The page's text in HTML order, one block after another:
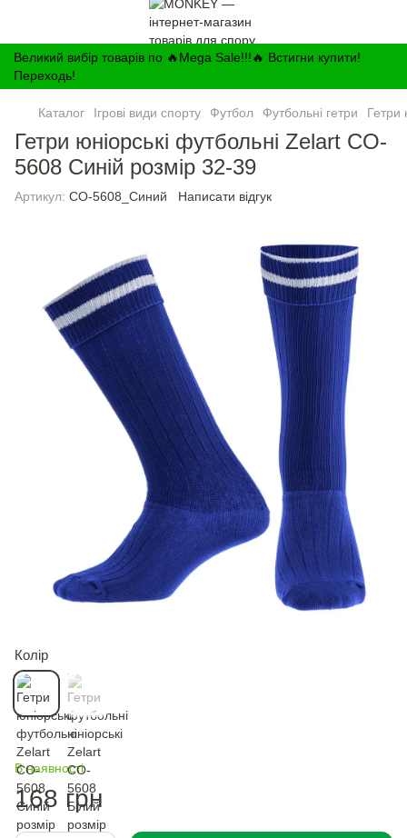
Великий вибір товарів по 🔥Mega Sale!!!🔥 Встигни купити!
Переходь!
Каталог Ігрові види спорту Футбол Футбольні гетри Гетри
Гетри юніорські футбольні Zelart CO-
5608 Синій розмір 32-39
Артикул: CO-5608_Синий Написати відгук
Колір
В наявності
168 грн